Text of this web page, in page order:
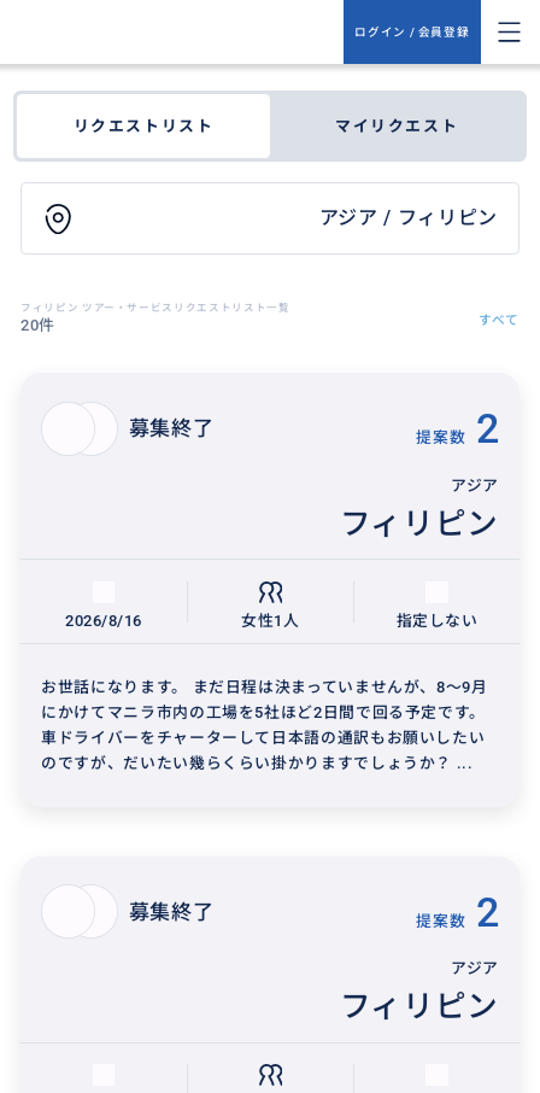
ログイン / 会員登録
リクエストリスト マイリクエスト
アジア / フィリピン
フィリピン ツアー・サービスリクエストリスト一覧
20件 すべて
募集終了 提案数 2
アジア
フィリピン
2026/8/16 女性1人 指定しない
お世話になります。 まだ日程は決まっていませんが、8〜9月
にかけてマニラ市内の工場を5社ほど2日間で回る予定です。
車ドライバーをチャーターして日本語の通訳もお願いしたい
のですが、だいたい幾らくらい掛かりますでしょうか？ ...
募集終了 提案数 2
アジア
フィリピン